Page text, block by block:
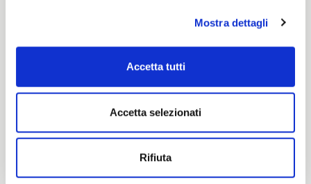
Mostra dettagli
Accetta tutti
Accetta selezionati
Rifiuta
Caratteristiche e certificazioni
Interessato a questo tessuto?